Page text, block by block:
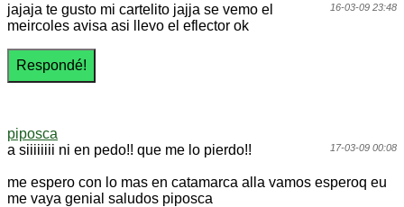
16-03-09 23:48
jajaja te gusto mi cartelito jajja se vemo el
meircoles avisa asi llevo el eflector ok
piposca
17-03-09 00:08
a siiiiiiii ni en pedo!! que me lo pierdo!!
me espero con lo mas en catamarca alla vamos esperoq eu
me vaya genial saludos piposca